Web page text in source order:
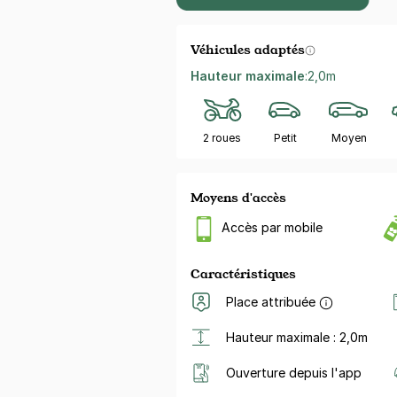
Véhicules adaptés
Hauteur maximale:2,0m
2 roues Petit Moyen
Moyens d'accès
Accès par mobile
Caractéristiques
Place attribuée
Hauteur maximale : 2,0m
Ouverture depuis l'app